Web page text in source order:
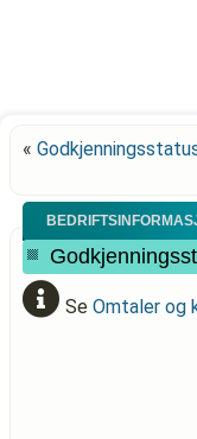
«
Se Omtaler og